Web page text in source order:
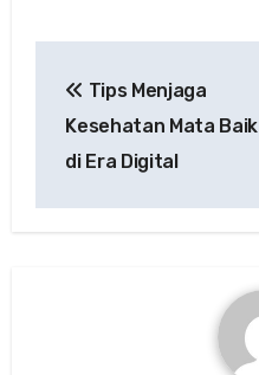
navigation
Tips Menjaga
Kesehatan Mata Baik
di Era Digital